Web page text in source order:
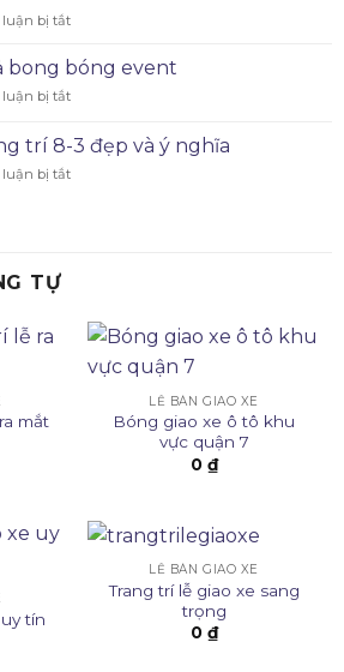
bị tắt
bong bóng event
bị tắt
trí 8-3 đẹp và ý nghĩa
bị tắt
TỰ
mắt
LỄ BÀN GIAO XE
Bóng giao xe ô tô khu
vực quận 7
0 ₫
tín
LỄ BÀN GIAO XE
Trang trí lễ giao xe sang
trọng
0 ₫